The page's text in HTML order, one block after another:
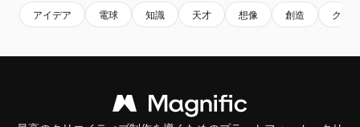
アイデア 電球 知識 天才 想像 創造 クリ